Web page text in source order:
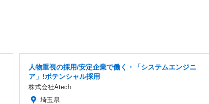
人物重視の採用/安定企業で働く・「システムエンジニ
ア」!ポテンシャル採用
株式会社Atech
埼玉県